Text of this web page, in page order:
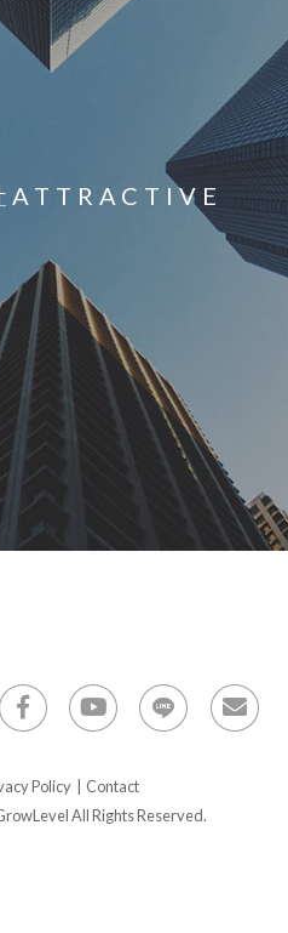
ATTRACTIVE
Policy| Contact
All Rights Reserved.